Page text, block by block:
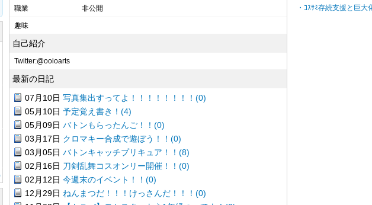
職業 非公開
趣味
自己紹介
Twitter:@ooioarts
最新の日記
07月10日 写真集出すってよ！！！！！！！！(0)
05月10日 予定覚え書き！(4)
05月09日 バトンもらったんご！！(0)
03月17日 クロマキー合成で遊ぼう！！(0)
03月05日 バトンキャッチプリキュア！！(8)
02月16日 刀剣乱舞コスオンリー開催！！(0)
02月12日 今週末のイベント！！(0)
12月29日 ねんまつだ！！！けっさんだ！！！(0)
・ｺｽｻﾐ存続支援と巨大